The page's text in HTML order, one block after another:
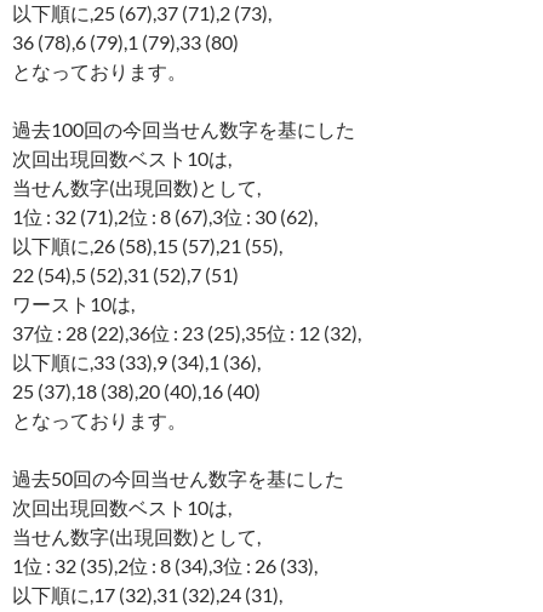
以下順に,25 (67),37 (71),2 (73),
36 (78),6 (79),1 (79),33 (80)
となっております。
過去100回の今回当せん数字を基にした
次回出現回数ベスト10は,
当せん数字(出現回数)として,
1位 : 32 (71),2位 : 8 (67),3位 : 30 (62),
以下順に,26 (58),15 (57),21 (55),
22 (54),5 (52),31 (52),7 (51)
ワースト10は,
37位 : 28 (22),36位 : 23 (25),35位 : 12 (32),
以下順に,33 (33),9 (34),1 (36),
25 (37),18 (38),20 (40),16 (40)
となっております。
過去50回の今回当せん数字を基にした
次回出現回数ベスト10は,
当せん数字(出現回数)として,
1位 : 32 (35),2位 : 8 (34),3位 : 26 (33),
以下順に,17 (32),31 (32),24 (31),